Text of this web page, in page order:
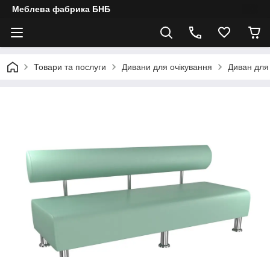
Меблева фабрика БНБ
Товари та послуги Дивани для очікування Диван